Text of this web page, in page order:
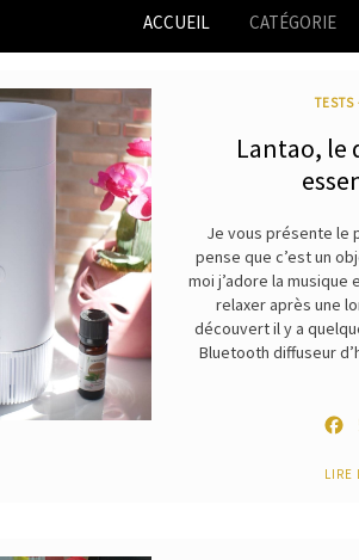
ACCUEIL CATÉGORIE
TESTS
Lantao, le
Je vous présente le
pense que c’est un
moi j’adore la musique
relaxer après une
découvert il y a
Bluetooth diffuseur
LIRE